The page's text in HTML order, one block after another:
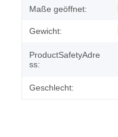
Maße geöffnet:
Gewicht:
ProductSafetyAdre
ss:
Geschlecht: